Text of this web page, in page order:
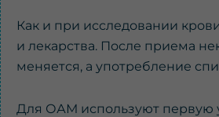
Как и при исследовании
и лекарства. После приема
меняется, а употребление
Для ОАМ используют первую